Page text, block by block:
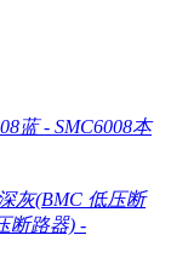
蓝 - SMC6008本
灰(BMC 低压断
断路器) -